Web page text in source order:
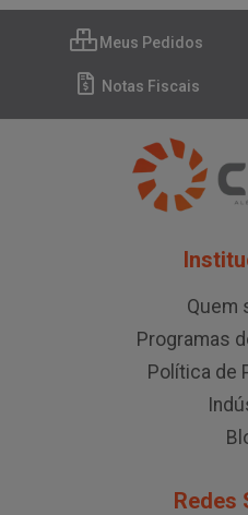
Meus Pedidos
Notas Fiscais
Quem
Programas
Política de
Redes